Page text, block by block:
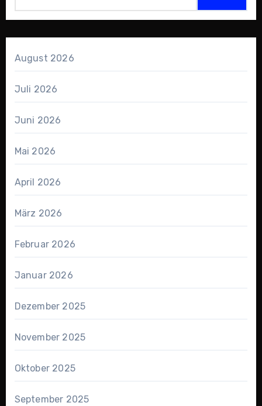
August 2026
Juli 2026
Juni 2026
Mai 2026
April 2026
März 2026
Februar 2026
Januar 2026
Dezember 2025
November 2025
Oktober 2025
September 2025